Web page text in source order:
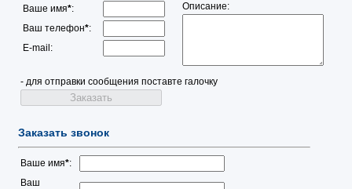
Ваше имя*:
Ваш телефон*:
E-mail:
Описание:
- для отправки сообщения поставте галочку
Заказать звонок
Ваше имя*:
Ваш